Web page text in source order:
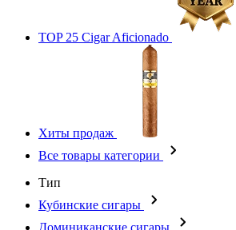
TOP 25 Cigar Aficionado
Хиты продаж
Все товары категории
Тип
Кубинские сигары
Доминиканские сигары